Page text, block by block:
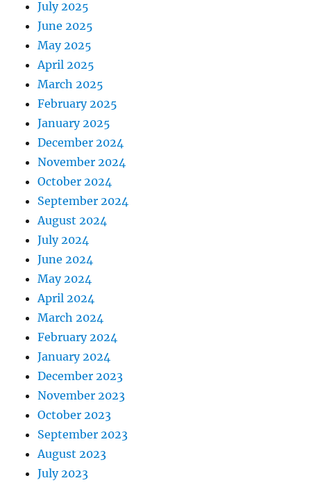
July 2025
June 2025
May 2025
April 2025
March 2025
February 2025
January 2025
December 2024
November 2024
October 2024
September 2024
August 2024
July 2024
June 2024
May 2024
April 2024
March 2024
February 2024
January 2024
December 2023
November 2023
October 2023
September 2023
August 2023
July 2023